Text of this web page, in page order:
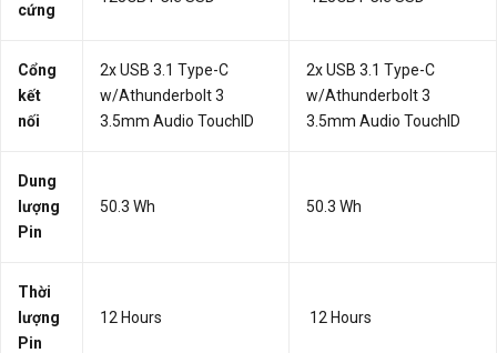
cứng
Cổng
kết
nối
2x USB 3.1 Type-C
w/Athunderbolt 3
3.5mm Audio TouchID
2x USB 3.1 Type-C
w/Athunderbolt 3
3.5mm Audio TouchID
Dung
lượng
Pin
50.3 Wh 50.3 Wh
Thời
lượng
Pin
12 Hours 12 Hours